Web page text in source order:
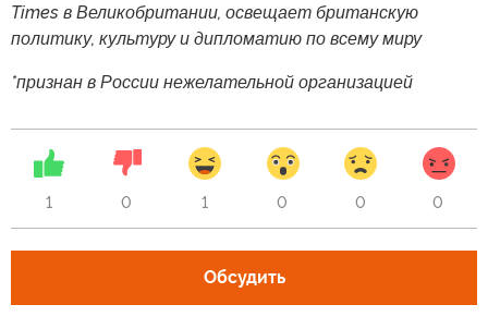
Times в Великобритании, освещает британскую
политику, культуру и дипломатию по всему миру
*признан в России нежелательной организацией
1 0 1 0 0 0
Обсудить